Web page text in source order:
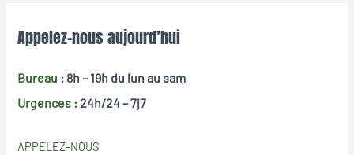
Appelez-nous aujourd’hui
Bureau : 8h – 19h du lun au sam
Urgences : 24h/24 – 7j7
APPELEZ-NOUS